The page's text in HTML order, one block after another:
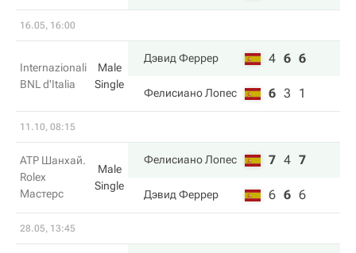
16.05, 16:00
Internazionali
BNL d'Italia
Male
Single
Дэвид Феррер 4 6 6
Фелисиано Лопес 6 3 1
11.10, 08:15
ATP Шанхай.
Rolex
Мастерс
Male
Single
Фелисиано Лопес 7 4 7
Дэвид Феррер 6 6 6
28.05, 13:45